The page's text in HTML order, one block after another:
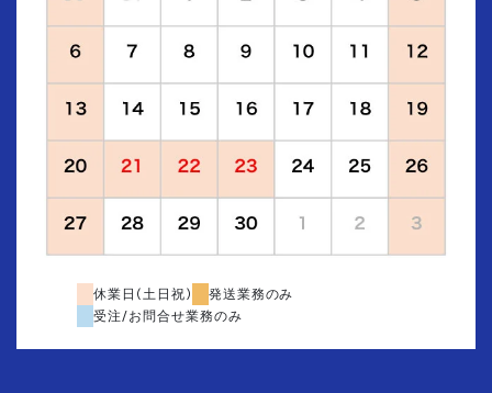
休業日(土日祝)
発送業務のみ
受注/お問合せ業務のみ